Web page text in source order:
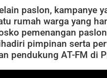
paslon, kampanye
rumah warga yang
pemenangan
pimpinan serta
pendukung AT-FM di